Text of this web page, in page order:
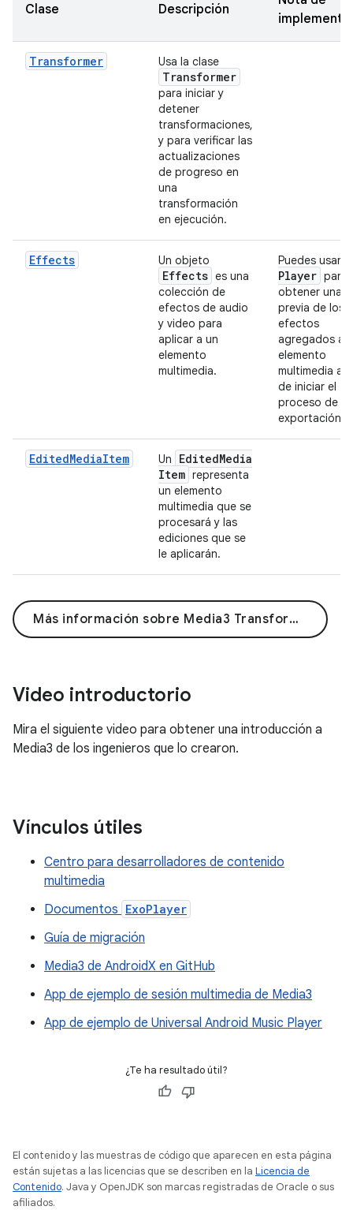
Clase Descripción
Transformer Usa la clase
Transformer
para iniciar y
detener
transformaciones,
y para verificar las
actualizaciones
de progreso en
una
transformación
en ejecución.
Effects Un objeto
Effects es una
colección de
efectos de audio
y video para
aplicar a un
elemento
multimedia.
Puedes usar
Player para
obtener una
previa de los
efectos
agregados a
elemento
multimedia
de iniciar el
proceso de
exportación.
EditedMediaItem Un EditedMedia
Item representa
un elemento
multimedia que se
procesará y las
ediciones que se
le aplicarán.
Más información sobre Media3 Transformer
Video introductorio
Mira el siguiente video para obtener una introducción a
Media3 de los ingenieros que lo crearon.
Vínculos útiles
Centro para desarrolladores de contenido
multimedia
Documentos ExoPlayer
Guía de migración
Media3 de AndroidX en GitHub
App de ejemplo de sesión multimedia de Media3
App de ejemplo de Universal Android Music Player
¿Te ha resultado útil?
El contenido y las muestras de código que aparecen en esta página
están sujetas a las licencias que se describen en la Licencia de
Contenido. Java y OpenJDK son marcas registradas de Oracle o sus
afiliados.